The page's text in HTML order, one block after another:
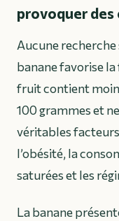
provoquer des
Aucune
banane favorise
fruit contient
100 grammes et
véritables
l’obésité, la
saturées et les
La banane